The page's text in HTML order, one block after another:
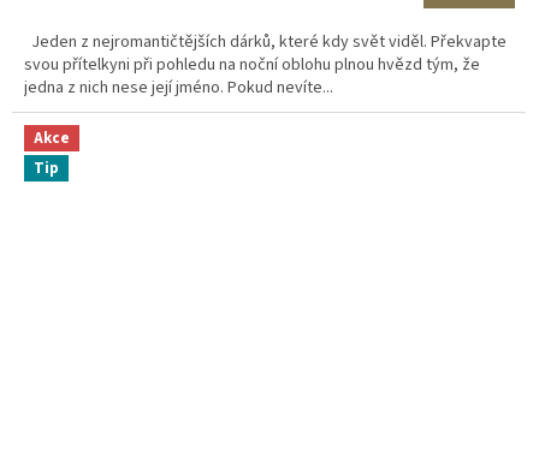
Jeden z nejromantičtějších dárků, které kdy svět viděl. Překvapte
svou přítelkyni při pohledu na noční oblohu plnou hvězd tým, že
jedna z nich nese její jméno. Pokud nevíte...
Akce
Tip